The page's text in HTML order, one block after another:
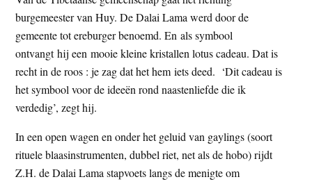
burgemeester van Huy. De Dalai Lama werd door de
gemeente tot ereburger benoemd. En als symbool
ontvangt hij een mooie kleine kristallen lotus cadeau. Dat is
recht in de roos : je zag dat het hem iets deed. ‘Dit cadeau is
het symbool voor de ideeën rond naastenliefde die ik
verdedig’, zegt hij.
In een open wagen en onder het geluid van gaylings (soort
rituele blaasinstrumenten, dubbel riet, net als de hobo) rijdt
Z.H. de Dalai Lama stapvoets langs de menigte om